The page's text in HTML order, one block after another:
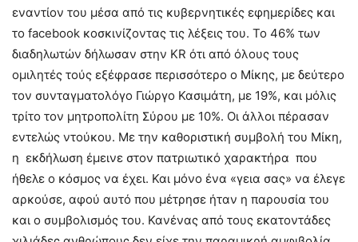
εναντίον του μέσα από τις κυβερνητικές εφημερίδες και
το facebook κοσκινίζοντας τις λέξεις του. Το 46% των
διαδηλωτών δήλωσαν στην ΚR ότι από όλους τους
ομιλητές τούς εξέφρασε περισσότερο ο Μίκης, με δεύτερο
τον συνταγματολόγο Γιώργο Κασιμάτη, με 19%, και μόλις
τρίτο τον μητροπολίτη Σύρου με 10%. Οι άλλοι πέρασαν
εντελώς ντούκου. Με την καθοριστική συμβολή του Μίκη,
η εκδήλωση έμεινε στον πατριωτικό χαρακτήρα που
ήθελε ο κόσμος να έχει. Και μόνο ένα «γεια σας» να έλεγε
αρκούσε, αφού αυτό που μέτρησε ήταν η παρουσία του
και ο συμβολισμός του. Κανένας από τους εκατοντάδες